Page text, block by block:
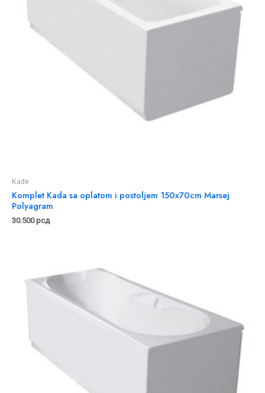
Kade
Komplet Kada sa oplatom i postoljem 150x70cm Marsej
Polyagram
30.500рсд